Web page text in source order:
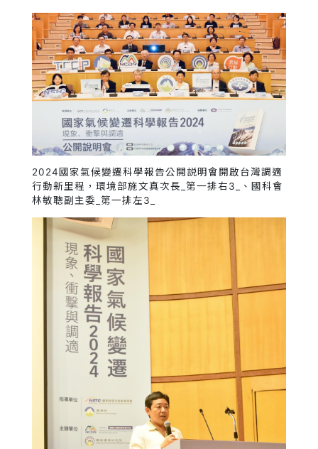
2024國家氣候變遷科學報告公開説明會開啟台灣調適
行動新里程，環境部施文真次長_第一排右3_、國科會
林敏聰副主委_第一排左3_